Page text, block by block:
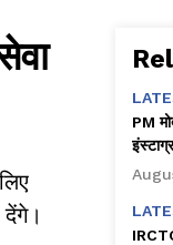
PM
Z से